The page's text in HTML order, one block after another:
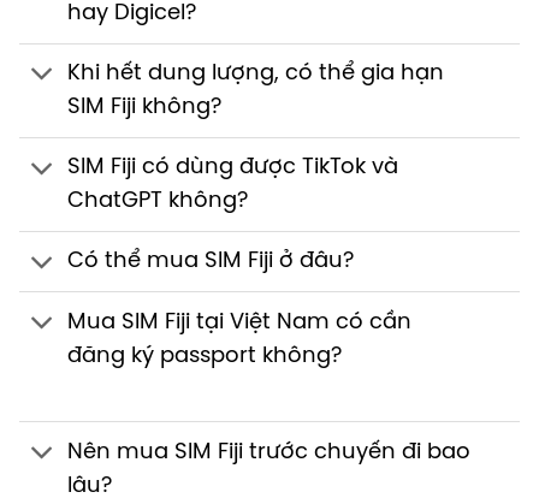
hay Digicel?
Khi hết dung lượng, có thể gia hạn
SIM Fiji không?
SIM Fiji có dùng được TikTok và
ChatGPT không?
Có thể mua SIM Fiji ở đâu?
Mua SIM Fiji tại Việt Nam có cần
đăng ký passport không?
Nên mua SIM Fiji trước chuyến đi bao
lâu?